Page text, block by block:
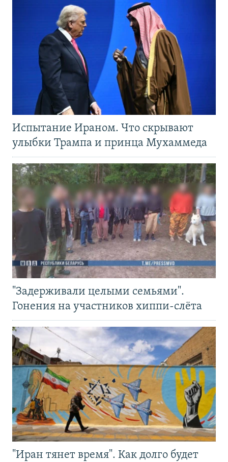
Испытание Ираном. Что скрывают
улыбки Трампа и принца Мухаммеда
"Задерживали целыми семьями".
Гонения на участников хиппи-слёта
"Иран тянет время". Как долго будет